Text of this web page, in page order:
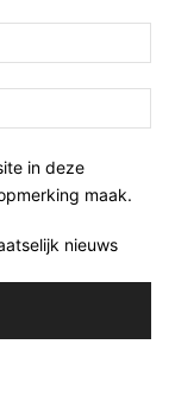
in deze
maak.
nieuws